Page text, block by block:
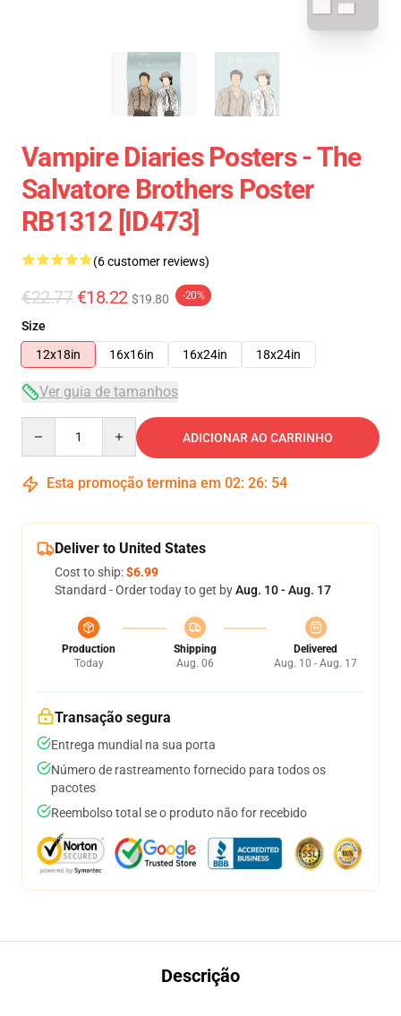
Vampire Diaries Posters - The
Salvatore Brothers Poster
RB1312 [ID473]
(6 customer reviews)
€22.77 €18.22 $19.80 -20%
Size
12x18in
16x16in 16x24in 18x24in
Ver guia de tamanhos
ADICIONAR AO CARRINHO
Esta promoção termina em 02: 26: 54
Deliver to United States
Cost to ship:$6.99
Standard - Order today to get byAug. 10 - Aug. 17
Production
Today
Shipping
Aug. 06
Delivered
Aug. 10 - Aug. 17
Transação segura
Entrega mundial na sua porta
Número de rastreamento fornecido para todos os
pacotes
Reembolso total se o produto não for recebido
Descrição